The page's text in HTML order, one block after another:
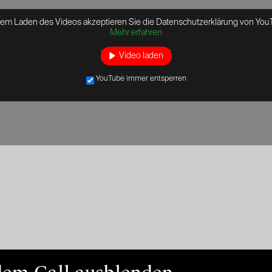
Laden des Videos akzeptieren Sie die Datenschutzerklärung von
Mehr erfahren
Video laden
YouTube immer entsperren